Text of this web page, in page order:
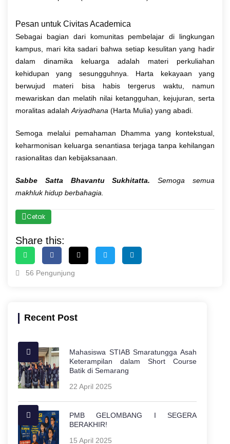
Pesan untuk Civitas Academica
Sebagai bagian dari komunitas pembelajar di lingkungan
kampus, mari kita sadari bahwa setiap kesulitan yang hadir
dalam dinamika keluarga adalah materi perkuliahan
kehidupan yang sesungguhnya. Harta kekayaan yang
berwujud materi bisa habis tergerus waktu, namun
mewariskan dan melatih nilai ketangguhan, kejujuran, serta
moralitas adalah Ariyadhana (Harta Mulia) yang abadi.
Semoga melalui pemahaman Dhamma yang kontekstual,
keharmonisan keluarga senantiasa terjaga tanpa kehilangan
rasionalitas dan kebijaksanaan.
Sabbe Satta Bhavantu Sukhitatta.
Semoga semua
makhluk hidup berbahagia.
Cetak
Share this:
56 Pengunjung
Recent Post
Mahasiswa STIAB Smaratungga Asah
Keterampilan dalam Short Course
Batik di Semarang
22 April 2025
PMB GELOMBANG I SEGERA
BERAKHIR!
15 April 2025